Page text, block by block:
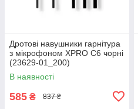
Дротові навушники гарнітура
з мікрофоном XPRO C6 чорні
(23629-01_200)
В наявності
585 ₴ 837 ₴